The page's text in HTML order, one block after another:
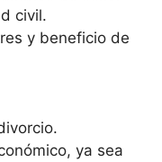
civil.
y beneficio de
ya sea